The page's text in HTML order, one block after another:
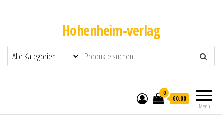
Hohenheim-verlag
Menü
0
€0.00